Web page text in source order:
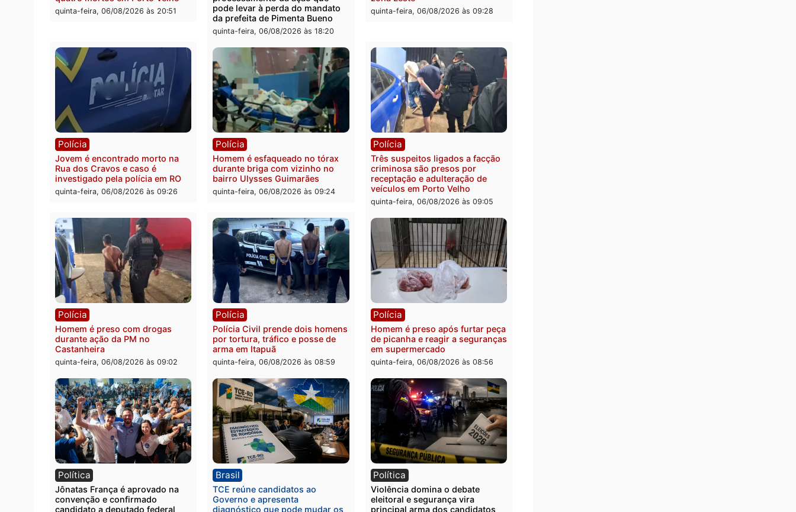
Polícia
Tragédia na BR-364: colisão
entre caminhão e carro deixa
quatro mortos em Porto Velho
quinta-feira, 06/08/2026 às 20:51
Política
Ministro Dias Tofolli , do TSE,
determina reabertura e
processamento da ação que
pode levar à perda do mandato
da prefeita de Pimenta Bueno
quinta-feira, 06/08/2026 às 18:20
Polícia
Policiais militares recuperam
moto furtada e prendem trio na
zona Leste
quinta-feira, 06/08/2026 às 09:28
Polícia
Jovem é encontrado morto na
Rua dos Cravos e caso é
investigado pela polícia em RO
quinta-feira, 06/08/2026 às 09:26
Polícia
Homem é esfaqueado no tórax
durante briga com vizinho no
bairro Ulysses Guimarães
quinta-feira, 06/08/2026 às 09:24
Polícia
Três suspeitos ligados a facção
criminosa são presos por
veículos em Porto Velho
quinta-feira, 06/08/2026 às 09:05
Polícia
Homem é preso com drogas
durante ação da PM no
Castanheira
Polícia
Polícia Civil prende dois homens
por tortura, tráfico e posse de
arma em Itapuã
Polícia
Homem é preso após furtar peça
de picanha e reagir a seguranças
em supermercado